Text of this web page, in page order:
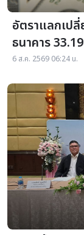
อัตราแลกเป
ธนาคาร
ที่ 05 สิงหาคม
6 ส.ค. 2569 06:24 น.